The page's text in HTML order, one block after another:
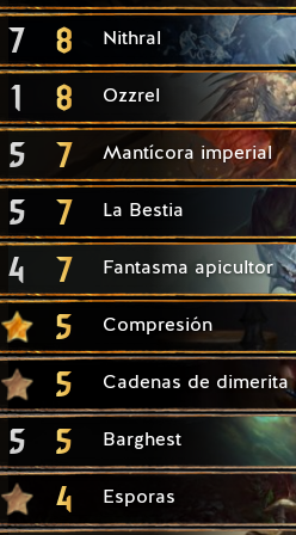
7 8 Nithral
1 8 Ozzrel
5 7 Mantícora imperial
5 7 La Bestia
4 7 Fantasma apicultor
5 Compresión
5 Cadenas de dimerita
5 5 Barghest
4 Esporas